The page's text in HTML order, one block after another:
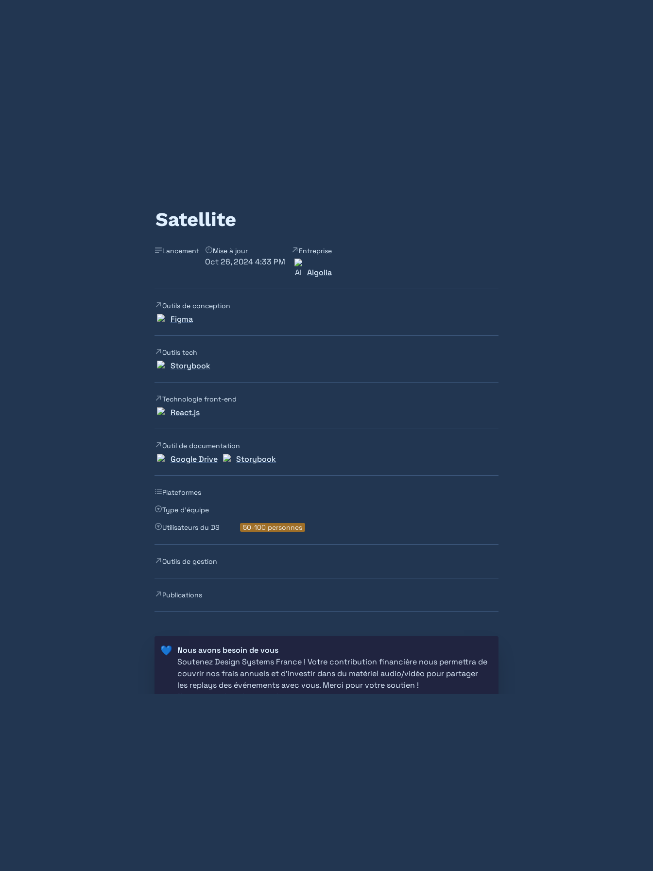
Satellite
Lancement Mise à jour
Oct 26, 2024 4:33 PM
Entreprise
Algolia
Outils de conception
Figma
Outils tech
Storybook
Technologie front-end
React.js
Outil de documentation
Google Drive Storybook
Plateformes
Type d'équipe
Utilisateurs du DS
50-100 personnes
Outils de gestion
Publications
💙
Soutenez Design Systems France ! Votre contribution financière nous permettra de
couvrir nos frais annuels et d'investir dans du matériel audio/vidéo pour partager